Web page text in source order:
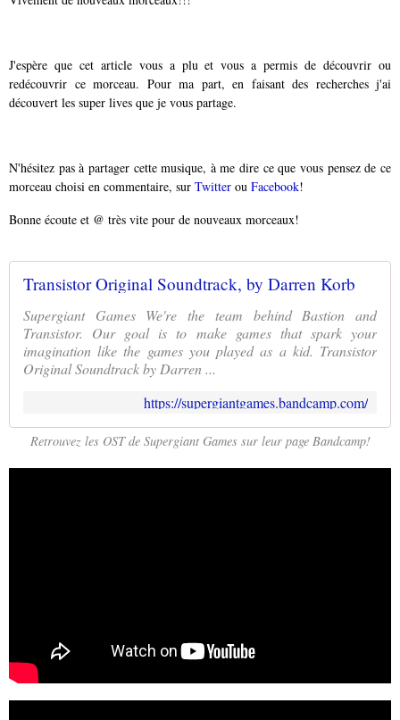
J'espère que cet article vous a plu et vous a permis de découvrir ou
redécouvrir ce morceau. Pour ma part, en faisant des recherches j'ai
découvert les super lives que je vous partage.
N'hésitez pas à partager cette musique, à me dire ce que vous pensez de ce
morceau choisi en commentaire, sur Twitter ou Facebook!
Bonne écoute et @ très vite pour de nouveaux morceaux!
Transistor Original Soundtrack, by Darren Korb
Supergiant Games We're the team behind Bastion and
Transistor. Our goal is to make games that spark your
imagination like the games you played as a kid. Transistor
Original Soundtrack by Darren ...
https://supergiantgames.bandcamp.com/
Retrouvez les OST de Supergiant Games sur leur page Bandcamp!